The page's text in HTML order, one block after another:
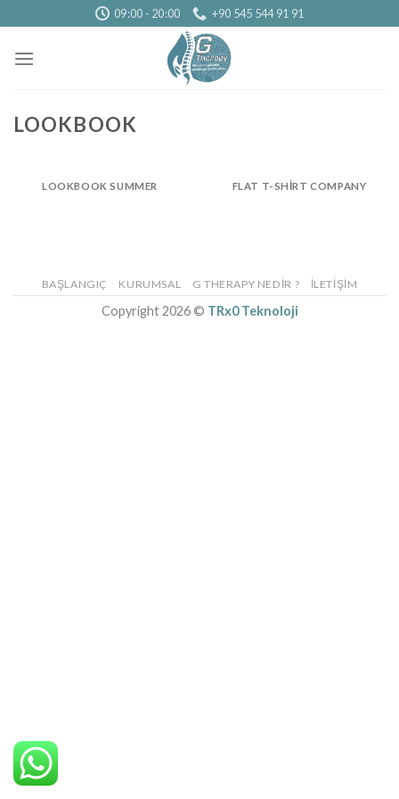
to
content
09:00 - 20:00 +90 545 544 91 91
LOOKBOOK
LOOKBOOK SUMMER FLAT T-SHIRT COMPANY
BAŞLANGIÇ KURUMSAL G THERAPY NEDIR ? İLETIŞIM
Copyright 2026 © TRx0 Teknoloji